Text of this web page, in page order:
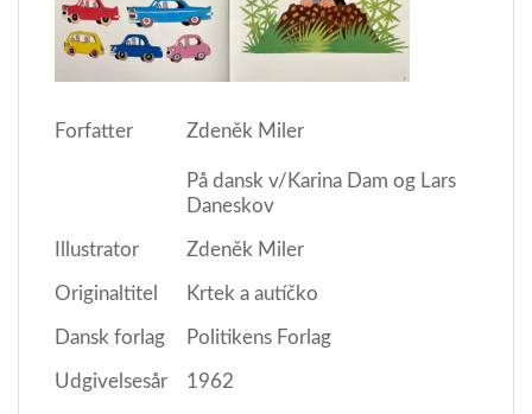
Forfatter Zdeněk Miler
På dansk v/Karina Dam og Lars
Daneskov
Illustrator Zdeněk Miler
Originaltitel Krtek a autíčko
Dansk forlag Politikens Forlag
Udgivelsesår 1962